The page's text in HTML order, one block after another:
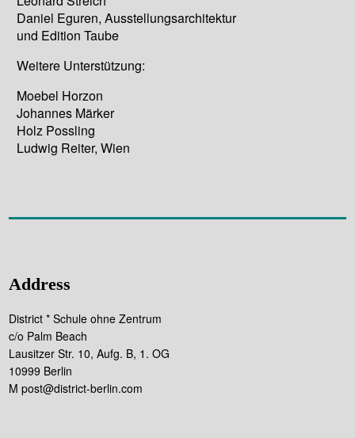
Daniel Eguren, Ausstellungsarchitektur
und Edition Taube
Weitere Unterstützung:
Moebel Horzon
Johannes Märker
Holz Possling
Ludwig Reiter, Wien
Address
District * Schule ohne Zentrum
c/o Palm Beach
Lausitzer Str. 10, Aufg. B, 1. OG
10999 Berlin
M post@district-berlin.com